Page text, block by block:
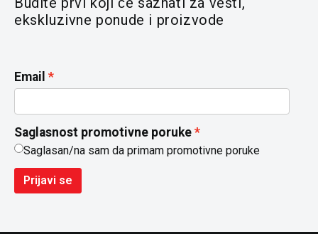
ekskluzivne ponude i proizvode
Email
Saglasnost promotivne poruke
Saglasan/na sam da primam promotivne poruke
Prijavi se